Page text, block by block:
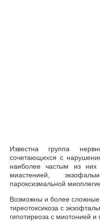
Известна группа
сочетающихся с
наиболее частым из них
миастенией,
пароксизмальной
Возможны и более
тиреотоксикоза с
гипотиреоза с миотонией